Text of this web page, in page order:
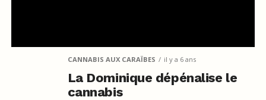
CANNABIS AUX CARAÏBES il y a 6 ans
La Dominique dépénalise le
cannabis